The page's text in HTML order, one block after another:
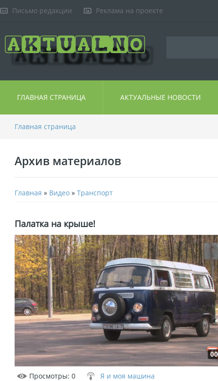
Письмо редакции Реклама на проекте
ГЛАВНАЯ СТРАНИЦА АКТУАЛЬНЫЕ НОВОСТИ
Главная страница
Архив материалов
Главная » Видео » Транспорт
Палатка на крыше!
Просмотры: 0 Я и моя машина